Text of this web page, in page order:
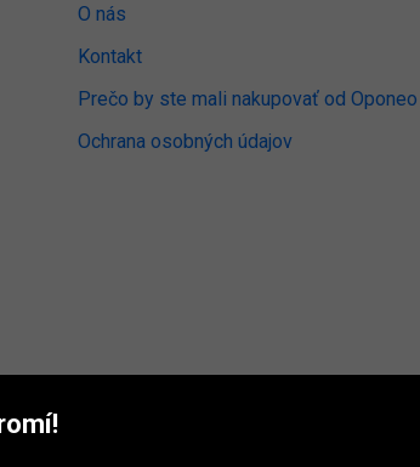
O nás
Kontakt
Prečo by ste mali nakupovať od Oponeo
Ochrana osobných údajov